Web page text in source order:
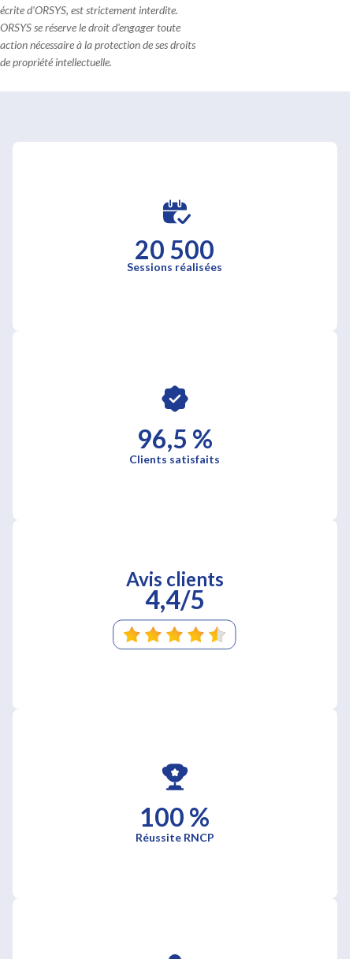
écrite d'ORSYS, est strictement interdite.
ORSYS se réserve le droit d'engager toute
action nécessaire à la protection de ses droits
de propriété intellectuelle.
20 500
Sessions réalisées
96,5 %
Clients satisfaits
Avis clients
4,4/5
100 %
Réussite RNCP